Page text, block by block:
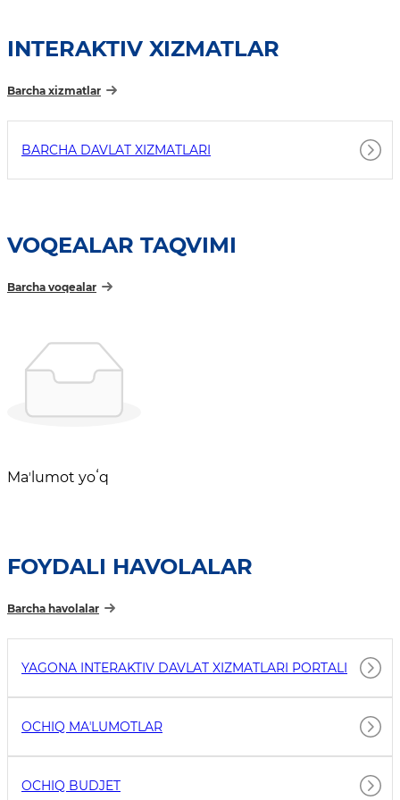
INTERAKTIV XIZMATLAR
Barcha xizmatlar
BARCHA DAVLAT XIZMATLARI
VOQEALAR TAQVIMI
Barcha voqealar
Maʼlumot yoʻq
FOYDALI HAVOLALAR
Barcha havolalar
YAGONA INTERAKTIV DAVLAT XIZMATLARI PORTALI
OCHIQ MAʼLUMOTLAR
OCHIQ BUDJET